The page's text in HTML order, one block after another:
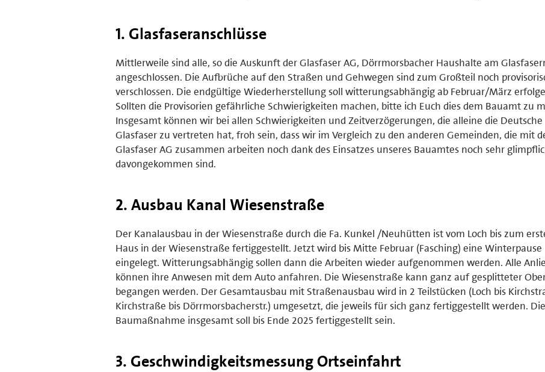
1. Glasfaseranschlüsse
Mittlerweile sind alle, so die Auskunft der Glasfaser AG, Dörrmorsbacher Haushalte am
angeschlossen. Die Aufbrüche auf den Straßen und Gehwegen sind zum Großteil noch
verschlossen. Die endgültige Wiederherstellung soll witterungsabhängig ab Februar/März
Sollten die Provisorien gefährliche Schwierigkeiten machen, bitte ich Euch dies dem Bauamt zu
Insgesamt können wir bei allen Schwierigkeiten und Zeitverzögerungen, die alleine die Deutsche
Glasfaser zu vertreten hat, froh sein, dass wir im Vergleich zu den anderen Gemeinden, die mit
Glasfaser AG zusammen arbeiten noch dank des Einsatzes unseres Bauamtes noch sehr
davongekommen sind.
2. Ausbau Kanal Wiesenstraße
Der Kanalausbau in der Wiesenstraße durch die Fa. Kunkel /Neuhütten ist vom Loch bis zum
Haus in der Wiesenstraße fertiggestellt. Jetzt wird bis Mitte Februar (Fasching) eine Winterpause
eingelegt. Witterungsabhängig sollen dann die Arbeiten wieder aufgenommen werden. Alle
können ihre Anwesen mit dem Auto anfahren. Die Wiesenstraße kann ganz auf gesplitteter
begangen werden. Der Gesamtausbau mit Straßenausbau wird in 2 Teilstücken (Loch bis
Kirchstraße bis Dörrmorsbacherstr.) umgesetzt, die jeweils für sich ganz fertiggestellt werden. Die
Baumaßnahme insgesamt soll bis Ende 2025 fertiggestellt sein.
3. Geschwindigkeitsmessung Ortseinfahrt